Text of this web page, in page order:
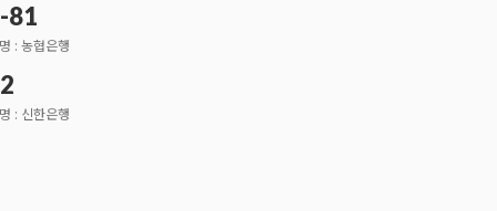
81
: 농협은행
: 신한은행